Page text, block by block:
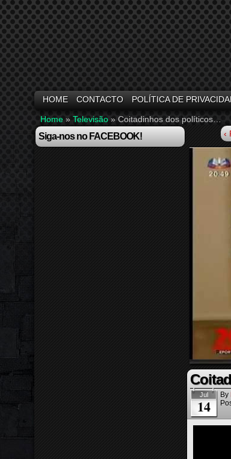
HOME CONTACTO POLÍTICA DE
Home » Televisão » Coitadinhos dos políticos…
Siga-nos no FACEBOOK! ‹
Jul
14
By